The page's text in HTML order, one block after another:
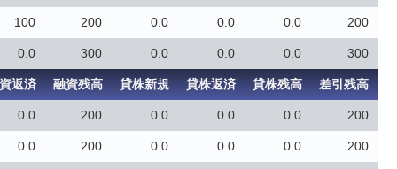
100 200 0.0 0.0 0.0 200
0.0 300 0.0 0.0 0.0 300
返済 融資残高 貸株新規 貸株返済 貸株残高 差引残高
0.0 200 0.0 0.0 0.0 200
0.0 200 0.0 0.0 0.0 200